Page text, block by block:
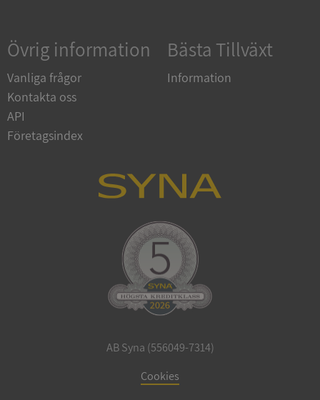
Övrig information
Vanliga frågor
Kontakta oss
API
Företagsindex
Bästa Tillväxt
Information
AB Syna (556049-7314)
Cookies
VISITOR_PRIVACY_METADATA
ASP.NET_SessionId
Microsoft
Corporation
de.syna.se
Google
Privacy Policy